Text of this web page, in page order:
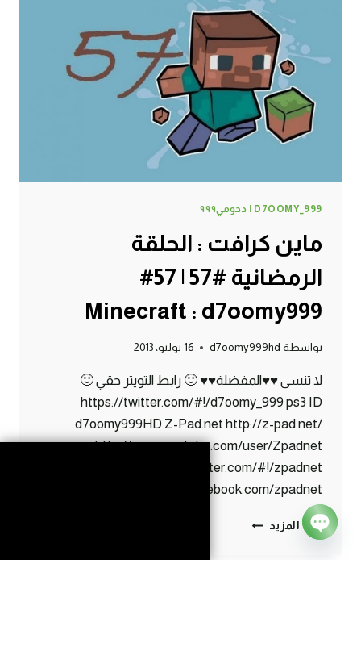
58#
MINECRAFT
:
D7OOMY999
D7OOMY_999 | دحومي٩٩٩
ماين كرافت : الحلقة
الرمضانية #57 | 57#
Minecraft : d7oomy999
بواسطة d7oomy999hd 16 يوليو، 2013
لا تنسى ♥♥المفضلة♥♥ 🙂 رابط التويتر حقي 🙂
https://twitter.com/#!/d7oomy_999 ps3 ID
d7oomy999HD Z-Pad.net http://z-pad.net/
http://www.youtube.com/user/Zpadnet
https://twitter.com/#!/zpadnet
http://www.facebook.com/zpadnet
إقرأ المزيد ماين